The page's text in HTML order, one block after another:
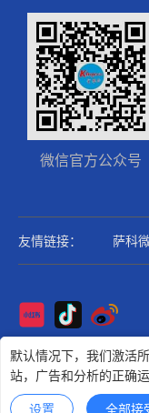
微信官方公众号
友情链接： 萨科
Copyright@2025版权
金航标
技术支持: 集群科技
设置 全部接
默认情况下，我们激活
站，广告和分析的正确运